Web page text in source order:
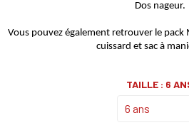
Dos nageur.
Vous pouvez également retrouver le
cuissard et sac à
TAILLE : 6